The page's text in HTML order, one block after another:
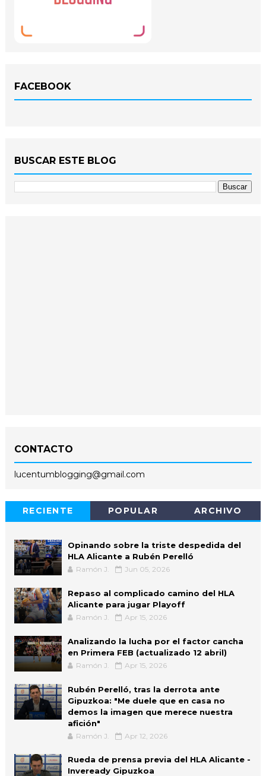
FACEBOOK
BUSCAR ESTE BLOG
CONTACTO
lucentumblogging@gmail.com
RECIENTE POPULAR ARCHIVO
Opinando sobre la triste despedida del
HLA Alicante a Rubén Perelló
Ramón J. Jun 05, 2026
Repaso al complicado camino del HLA
Alicante para jugar Playoff
Ramón J. Apr 15, 2026
Analizando la lucha por el factor cancha
en Primera FEB (actualizado 12 abril)
Ramón J. Apr 15, 2026
Rubén Perelló, tras la derrota ante
Gipuzkoa: "Me duele que en casa no
demos la imagen que merece nuestra
afición"
Ramón J. Apr 12, 2026
Rueda de prensa previa del HLA Alicante -
Inveready Gipuzkoa